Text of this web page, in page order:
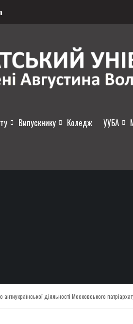
Випускнику Коледж УУБА
діяльності Московського